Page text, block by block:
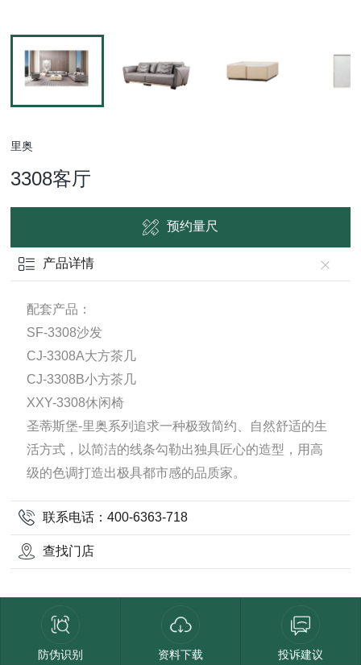
里奥
3308客厅
预约量尺
产品详情
配套产品：
SF-3308沙发
CJ-3308A大方茶几
CJ-3308B小方茶几
XXY-3308休闲椅
圣蒂斯堡-里奥系列追求一种极致简约、自然舒适的生
活方式，以简洁的线条勾勒出独具匠心的造型，用高
级的色调打造出极具都市感的品质家。
联系电话：400-6363-718
查找门店
防伪识别 资料下载 投诉建议